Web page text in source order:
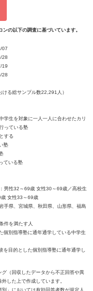
の以下の調査に基づいています。
07
28
19
28
る総サンプル数22,291人）
学生を対象に一人一人に合わせたカリ
っている塾
する
塾
ている塾
男性32～69歳 女性30～69歳／高校生
女性33～69歳
手県、宮城県、秋田県、山形県、福島
件を満たす人
個別指導塾に通年通学している中学生
を目的とした個別指導塾に通年通学し
（回収したデータから不正回答や異
した上で作成しています。
」においては有効回答者数が規定人